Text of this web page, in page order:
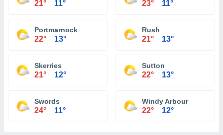
21° 11° 23° 11°
Portmarnock
22° 13°
Rush
21° 13°
Skerries
21° 12°
Sutton
22° 13°
Swords
24° 11°
Windy Arbour
22° 12°